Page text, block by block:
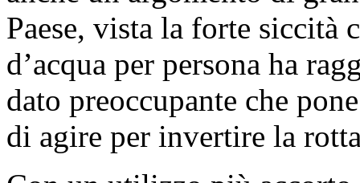
Paese, vista la forte siccità
d’acqua per persona ha
dato preoccupante che
di agire per invertire la